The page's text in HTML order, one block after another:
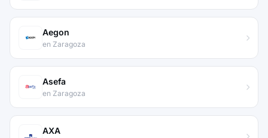
Aegon
en Zaragoza
Asefa
en Zaragoza
AXA